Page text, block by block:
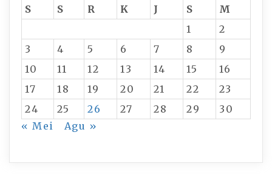
S
S R K J S
M
1
2
3
4 5 6 7 8
9
10
11 12 13 14 15
16
17
18 19 20 21 22
23
24
25 26 27 28 29
30
« Mei
Agu »